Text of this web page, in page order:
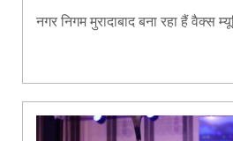
नगर निगम मुरादाबाद बना रहा हैं वैक्स